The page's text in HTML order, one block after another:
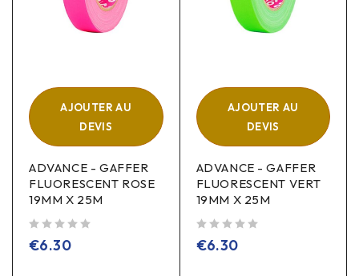
AJOUTER AU
DEVIS
ADVANCE - GAFFER
FLUORESCENT ROSE
19MM X 25M
€6.30
AJOUTER AU
DEVIS
ADVANCE - GAFFER
FLUORESCENT VERT
19MM X 25M
€6.30